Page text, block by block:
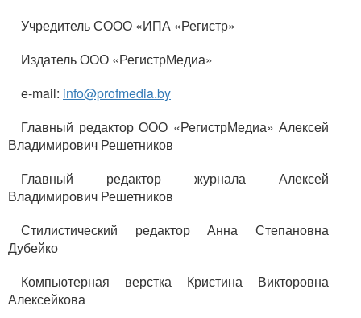
Учредитель СООО «ИПА «Регистр»
Издатель ООО «РегистрМедиа»
е-mail: info@profmedia.by
Главный редактор ООО «РегистрМедиа» Алексей
Владимирович Решетников
Главный редактор журнала Алексей
Владимирович Решетников
Стилистический редактор Анна Степановна
Дубейко
Компьютерная верстка Кристина Викторовна
Алексейкова